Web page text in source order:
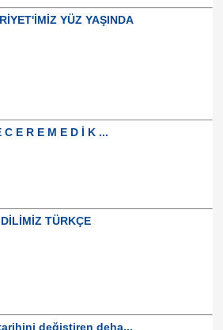
YÜZ YAŞINDA
C E R E M E D İ K ...
DİLİMİZ TÜRKÇE
değiştiren deha...